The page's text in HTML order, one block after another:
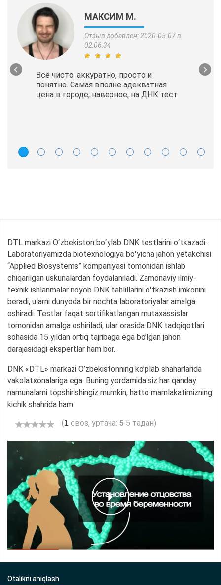
МАКСИМ М.
Отзыв добавлен: 2020-05-07 в
02:06:34
Всё чисто, аккуратно, просто и
понятно. Самая вполне адекватная
цена в городе, наверное, на ДНК тест
DTL markazi Oʻzbekiston boʻylab DNK testlarini oʻtkazadi.
Laboratoriyamizda biotexnologiya boʻyicha jahon yetakchisi
“Applied Biosystems” kompaniyasi tomonidan ishlab
chiqarilgan uskunalardan foydalaniladi. Zamonaviy ilmiy-
texnik ishlanmalar noyob DNK tahlillarini oʻtkazish imkonini
beradi, ularni dunyoda bir nechta laboratoriyalar amalga
oshiradi. Testlar faqat sertifikatlangan mutaxassislar
tomonidan amalga oshiriladi, ular orasida DNK tadqiqotlari
sohasida 15 yildan ortiq tajribaga ega bo’lgan jahon
darajasidagi ekspertlar ham bor.
DNK «DTL» markazi O’zbekistonning ko’plab shaharlarida
vakolatxonalariga ega. Buning yordamida siz har qanday
namunalarni topshirishingiz mumkin, hatto mamlakatimizning
kichik shahrida ham.
(1 овоз, ўртача: 5 5 тадан)
Otalikni aniqlash